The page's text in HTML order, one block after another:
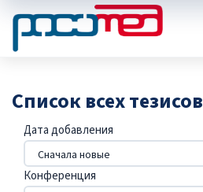
Список всех тезисов
Дата добавления
Конференция